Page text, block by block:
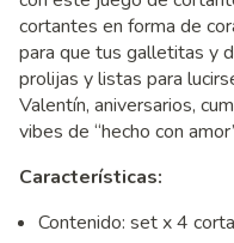
cortantes en forma de
para que tus galletitas y
prolijas y listas para
Valentín, aniversarios,
vibes de “hecho con
Características:
Contenido: set x 4